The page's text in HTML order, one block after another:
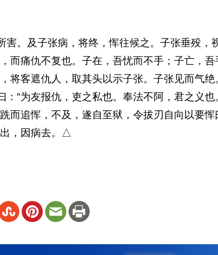
害。及子张病，将终，恽往候之。子张垂殁，
而痛仇不复也。子在，吾忧而不手；子亡，吾
将客遮仇人，取其头以示子张。子张见而气
：“为友报仇，吏之私也。奉法不阿，君之义也
而追恽，不及，遂自至狱，令拔刃自向以要恽
，因病去。△